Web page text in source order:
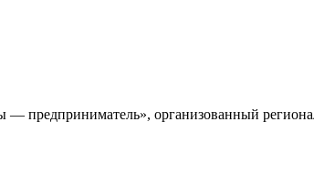
предприниматель», организованный